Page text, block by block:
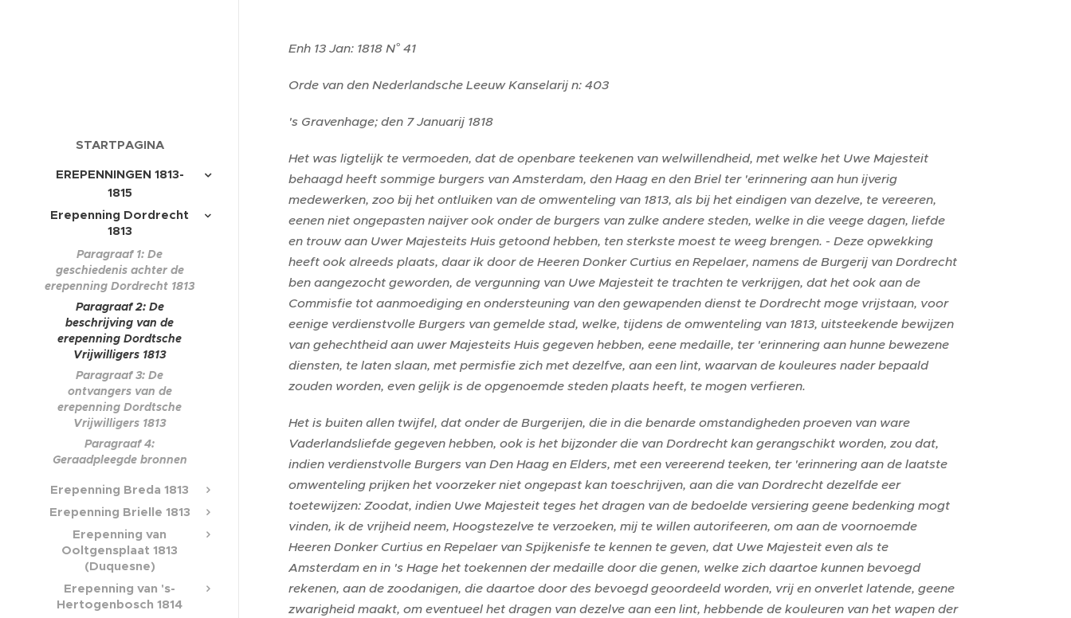
STARTPAGINA
EREPENNINGEN 1813-
1815
Erepenning Dordrecht
1813
Paragraaf 1: De
geschiedenis achter de
erepenning Dordrecht 1813
Paragraaf 2: De
beschrijving van de
erepenning Dordtsche
Vrijwilligers 1813
Paragraaf 3: De
ontvangers van de
erepenning Dordtsche
Vrijwilligers 1813
Paragraaf 4:
Geraadpleegde bronnen
Erepenning Breda 1813
Erepenning Brielle 1813
Erepenning van
Ooltgensplaat 1813
(Duquesne)
Erepenning van 's-
Hertogenbosch 1814
Enh 13 Jan: 1818 N° 41
Orde van den Nederlandsche Leeuw Kanselarij n: 403
's Gravenhage; den 7 Januarij 1818
Het was ligtelijk te vermoeden, dat de openbare teekenen van welwillendheid, met welke het Uwe Majesteit
behaagd heeft sommige burgers van Amsterdam, den Haag en den Briel ter 'erinnering aan hun ijverig
medewerken, zoo bij het ontluiken van de omwenteling van 1813, als bij het eindigen van dezelve, te vereeren,
eenen niet ongepasten naijver ook onder de burgers van zulke andere steden, welke in die veege dagen, liefde
en trouw aan Uwer Majesteits Huis getoond hebben, ten sterkste moest te weeg brengen. - Deze opwekking
heeft ook alreeds plaats, daar ik door de Heeren Donker Curtius en Repelaer, namens de Burgerij van Dordrecht
ben aangezocht geworden, de vergunning van Uwe Majesteit te trachten te verkrijgen, dat het ook aan de
Commisfie tot aanmoediging en ondersteuning van den gewapenden dienst te Dordrecht moge vrijstaan, voor
eenige verdienstvolle Burgers van gemelde stad, welke, tijdens de omwenteling van 1813, uitsteekende bewijzen
van gehechtheid aan uwer Majesteits Huis gegeven hebben, eene medaille, ter 'erinnering aan hunne bewezene
diensten, te laten slaan, met permisfie zich met dezelfve, aan een lint, waarvan de kouleures nader bepaald
zouden worden, even gelijk is de opgenoemde steden plaats heeft, te mogen verfieren.
Het is buiten allen twijfel, dat onder de Burgerijen, die in die benarde omstandigheden proeven van ware
Vaderlandsliefde gegeven hebben, ook is het bijzonder die van Dordrecht kan gerangschikt worden, zou dat,
indien verdienstvolle Burgers van Den Haag en Elders, met een vereerend teeken, ter 'erinnering aan de laatste
omwenteling prijken het voorzeker niet ongepast kan toeschrijven, aan die van Dordrecht dezelfde eer
toetewijzen: Zoodat, indien Uwe Majesteit teges het dragen van de bedoelde versiering geene bedenking mogt
vinden, ik de vrijheid neem, Hoogstezelve te verzoeken, mij te willen autorifeeren, om aan de voornoemde
Heeren Donker Curtius en Repelaer van Spijkenisfe te kennen te geven, dat Uwe Majesteit even als te
Amsterdam en in 's Hage het toekennen der medaille door die genen, welke zich daartoe kunnen bevoegd
rekenen, aan de zoodanigen, die daartoe door des bevoegd geoordeeld worden, vrij en onverlet latende, geene
zwarigheid maakt, om eventueel het dragen van dezelve aan een lint, hebbende de kouleuren van het wapen der